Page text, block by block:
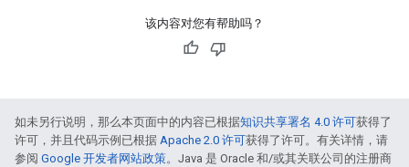
该内容对您有帮助吗？
如未另行说明，那么本页面中的内容已根据知识共享署名 4.0 许可获得了
许可，并且代码示例已根据 Apache 2.0 许可获得了许可。有关详情，请
参阅 Google 开发者网站政策。Java 是 Oracle 和/或其关联公司的注册商